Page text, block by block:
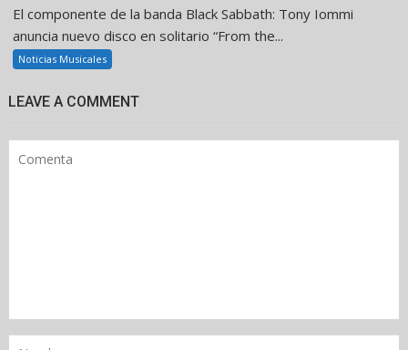
El componente de la banda Black Sabbath: Tony Iommi
anuncia nuevo disco en solitario “From the...
Noticias Musicales
LEAVE A COMMENT